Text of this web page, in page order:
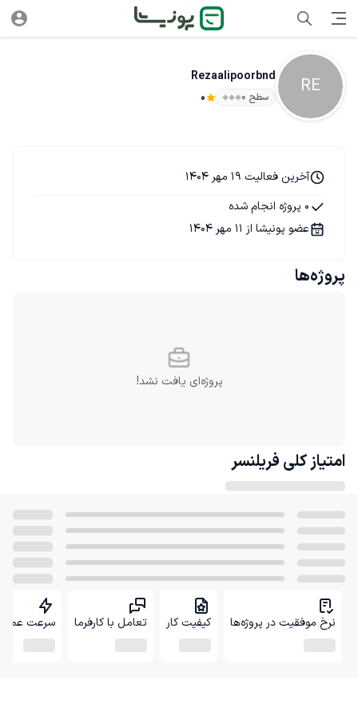
RE
Rezaalipoorbnd
سطح ۰ 0
آخرین فعالیت 19 مهر 1404
0 پروژه انجام شده
عضو پونیشا از 11 مهر 1404
پروژه‌ها
پروژه‌ای یافت نشد!
امتیاز کلی فریلنسر
نرخ موفقیت در پروژه‌ها کیفیت کار تعامل با کارفرما سرعت عمل